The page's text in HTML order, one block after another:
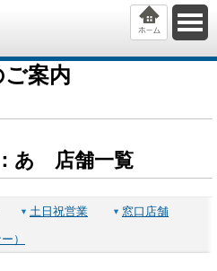
ご案内
あ 店舗一覧
土日祝営業 窓口店舗
）